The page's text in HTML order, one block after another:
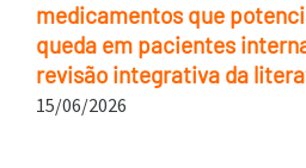
medicamentos que
queda em pacientes
revisão integrativa da
15/06/2026